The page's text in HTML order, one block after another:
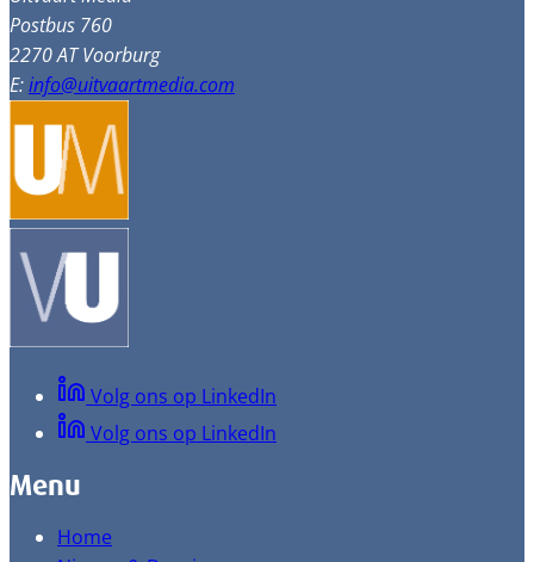
Postbus 760
2270 AT Voorburg
E:info@uitvaartmedia.com
Volg ons op LinkedIn
Volg ons op LinkedIn
Menu
Home